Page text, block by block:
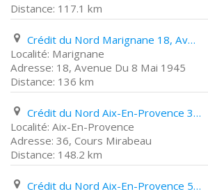
117.1 km
Crédit du Nord Marignane 18, Avenue Du 8 Mai 1945
Marignane
18, Avenue Du 8 Mai 1945
136 km
Crédit du Nord Aix-En-Provence 36, Cours Mirabeau
Aix-En-Provence
36, Cours Mirabeau
148.2 km
Crédit du Nord Aix-En-Provence 5, Rue Rifle Rafle